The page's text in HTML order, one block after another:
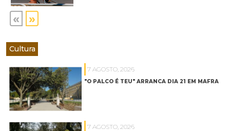
« »
Cultura
7 AGOSTO, 2026
"O PALCO É TEU" ARRANCA DIA 21 EM MAFRA
7 AGOSTO, 2026